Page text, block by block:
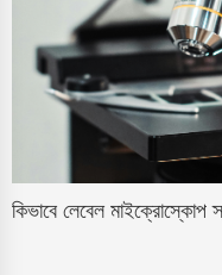
কিভাবে লেবেল মাইক্রোস্কোপ